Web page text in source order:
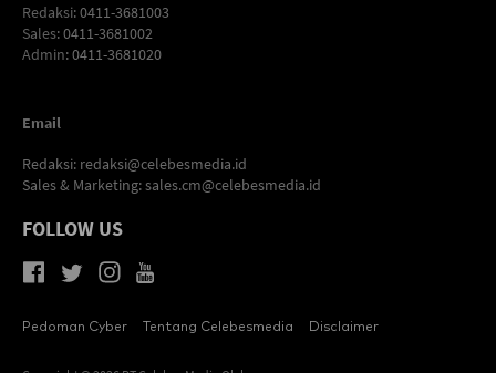
Redaksi: 0411-3681003
Sales: 0411-3681002
Admin: 0411-3681020
Email
Redaksi: redaksi@celebesmedia.id
Sales & Marketing:sales.cm@celebesmedia.id
FOLLOW US
Pedoman Cyber Tentang Celebesmedia Disclaimer